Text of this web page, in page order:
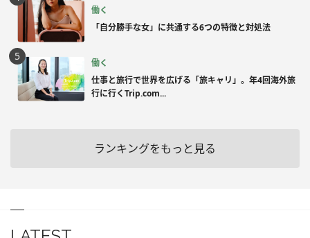
働く
「自分勝手な女」に共通する6つの特徴と対処法
働く
仕事と旅行で世界を広げる「旅キャリ」。年4回海外旅
行に行くTrip.com...
ランキングをもっと見る